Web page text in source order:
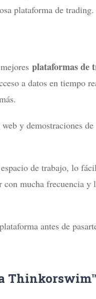
plataforma de trading.
mejoresplataformas de
a datos en tiempo
y demostraciones
de trabajo, lo
con mucha frecuencia y
antes de